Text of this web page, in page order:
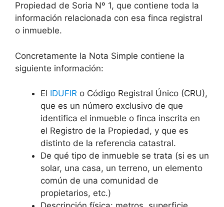
Propiedad de Soria Nº 1, que contiene toda la
información relacionada con esa finca registral
o inmueble.
Concretamente la Nota Simple contiene la
siguiente información:
El IDUFIR o Código Registral Único (CRU),
que es un número exclusivo de que
identifica el inmueble o finca inscrita en
el Registro de la Propiedad, y que es
distinto de la referencia catastral.
De qué tipo de inmueble se trata (si es un
solar, una casa, un terreno, un elemento
común de una comunidad de
propietarios, etc.)